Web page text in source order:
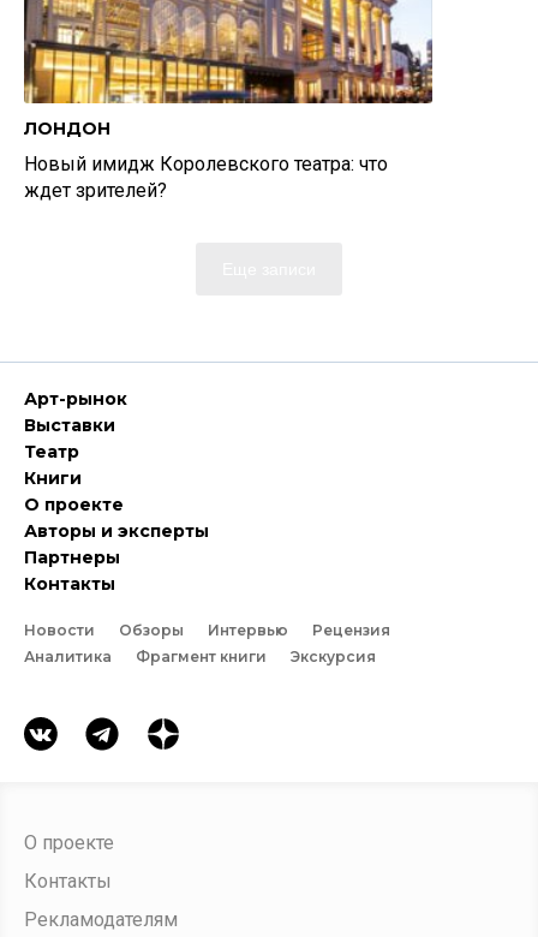
ЛОНДОН
Новый имидж Королевского театра: что
ждет зрителей?
Арт-рынок
Выставки
Театр
Книги
О проекте
Авторы и эксперты
Партнеры
Контакты
Новости Обзоры Интервью
Рецензия
Аналитика
Фрагмент книги Экскурсия
О проекте
Контакты
Рекламодателям